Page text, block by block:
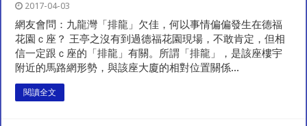
2017-04-03
網友會問：九龍灣「排龍」欠佳，何以事情偏偏發生在德福
花園ｃ座？ 王亭之沒有到過德福花園現場，不敢肯定，但相
信一定跟ｃ座的「排龍」有關。所謂「排龍」，是該座樓宇
附近的馬路網形勢，與該座大廈的相對位置關係...
閱讀全文